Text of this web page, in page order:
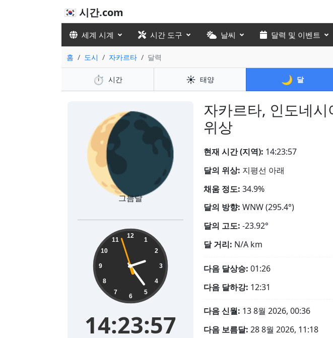
🇰🇷 시간.com
세계 시계 시간 도구 날씨 달력 및 이벤트
홈 도시 자카르타 달력
⏱️ 시간 ☀️ 태양 🌙 달
자카르타, 인도네
위상
🌘
그믐달
14:23:58 12
1
2
3
4
5
6
7
8
9
10
11
14:23:58
현재 시간 (지역): 14:23:58
달의 위상: 지평선 아래
채움 정도: 34.9%
달의 방향: WNW (295.4°)
달의 고도: -23.92°
달 거리: N/A km
다음 달상승: 01:26
다음 달하강: 12:31
다음 신월: 13 8월 2026, 00:36
다음 보름달: 28 8월 2026, 11:18